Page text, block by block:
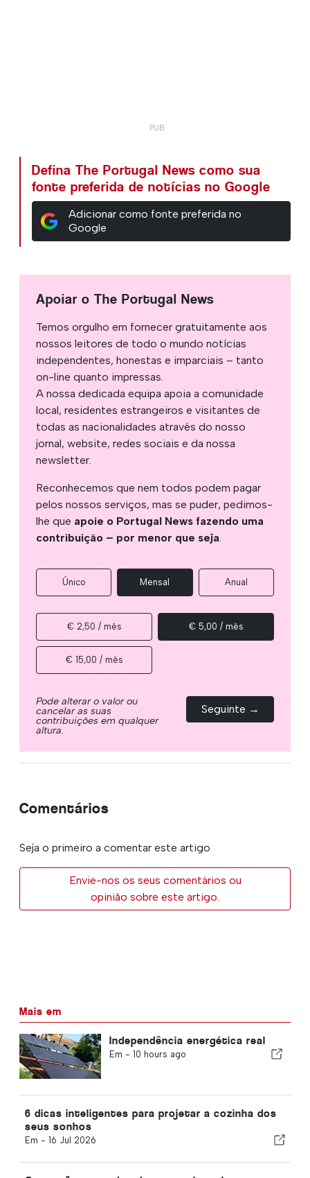
Defina The Portugal News como sua
fonte preferida de notícias no Google
Adicionar como fonte preferida no
Google
Apoiar o The Portugal News
Temos orgulho em fornecer gratuitamente aos
nossos leitores de todo o mundo notícias
independentes, honestas e imparciais – tanto
on-line quanto impressas.
A nossa dedicada equipa apoia a comunidade
local, residentes estrangeiros e visitantes de
todas as nacionalidades através do nosso
jornal, website, redes sociais e da nossa
newsletter.
Reconhecemos que nem todos podem pagar
pelos nossos serviços, mas se puder, pedimos-
lhe que apoie o Portugal News fazendo uma
contribuição – por menor que seja.
Único Mensal Anual
€ 2,50 / mês € 5,00 / mês
€ 15,00 / mês
Pode alterar o valor ou
cancelar as suas
contribuições em qualquer
altura.
Seguinte →
Comentários
Seja o primeiro a comentar este artigo
Envie-nos os seus comentários ou
opinião sobre este artigo.
Mais em
Independência energética real
Em - 10 hours ago
6 dicas inteligentes para projetar a cozinha dos
seus sonhos
Em - 16 Jul 2026